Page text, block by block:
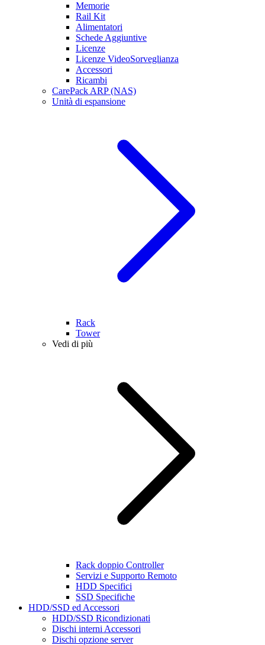
Memorie
Rail Kit
Alimentatori
Schede Aggiuntive
Licenze
Licenze VideoSorveglianza
Accessori
Ricambi
CarePack ARP (NAS)
Unità di espansione
Rack
Tower
Vedi di più
Rack doppio Controller
Servizi e Supporto Remoto
HDD Specifici
SSD Specifiche
HDD/SSD ed Accessori
HDD/SSD Ricondizionati
Dischi interni Accessori
Dischi opzione server